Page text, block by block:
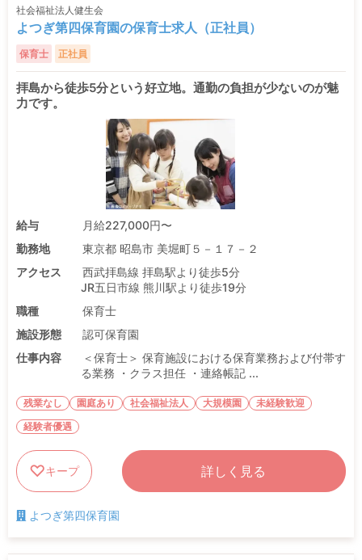
社会福祉法人健生会
よつぎ第四保育園の保育士求人（正社員）
保育士 正社員
拝島から徒歩5分という好立地。通勤の負担が少ないのが魅
力です。
給与
月給227,000円〜
勤務地
東京都 昭島市 美堀町５－１７－２
アクセス
西武拝島線 拝島駅より徒歩5分
JR五日市線 熊川駅より徒歩19分
職種
保育士
施設形態
認可保育園
仕事内容
＜保育士＞ 保育施設における保育業務および付帯す
る業務 ・クラス担任 ・連絡帳記 ...
残業なし 園庭あり 社会福祉法人 大規模園
未経験歓迎
経験者優遇
キープ 詳しく見る
よつぎ第四保育園